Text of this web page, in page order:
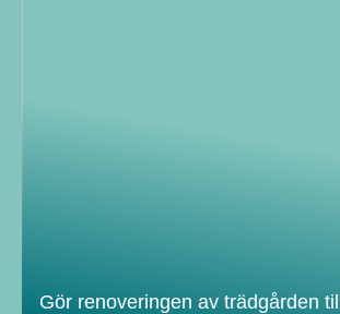
Gör renoveringen av trädgården